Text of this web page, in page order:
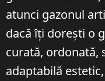
atunci gazonul
dacă îți dorești o
curată, ordonată,
adaptabilă